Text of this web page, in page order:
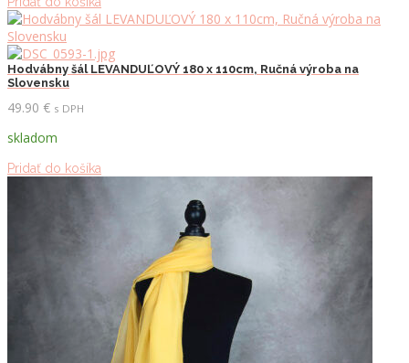
Hodvábny šál LEVANDUĽOVÝ 180 x 110cm, Ručná výroba na
Slovensku
49.90 € s DPH
skladom
Pridať do košíka